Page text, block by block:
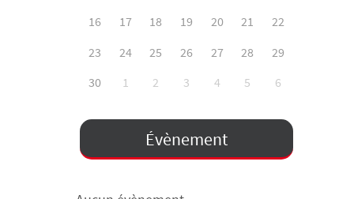
16
17 18 19 20 21
22
23
24 25 26 27 28
29
30
1 2 3 4 5 6
Évènement